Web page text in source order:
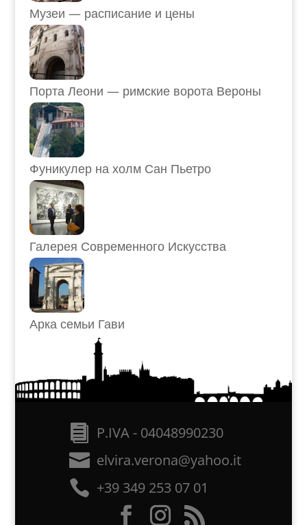
Музеи — расписание и цены
Порта Леони — римские ворота Вероны
Фуникулер на холм Сан Пьетро
Галерея Современного Искусства
Арка семьи Гави
P.IVA - 04048990230
elvira.verona@yahoo.it
+39 349 253 07 01